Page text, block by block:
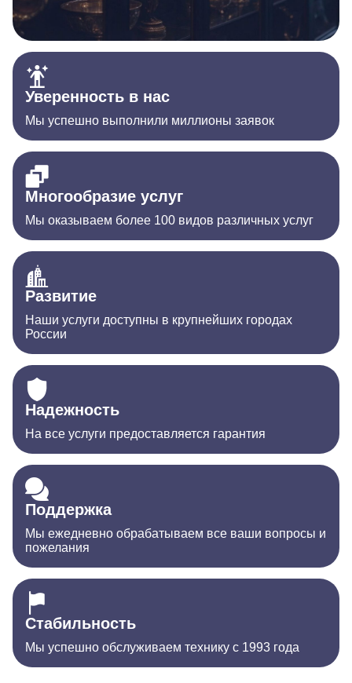
Уверенность в нас
Мы успешно выполнили миллионы заявок
Многообразие услуг
Мы оказываем более 100 видов различных услуг
Развитие
Наши услуги доступны в крупнейших городах
России
Надежность
На все услуги предоставляется гарантия
Поддержка
Мы ежедневно обрабатываем все ваши вопросы и
пожелания
Стабильность
Мы успешно обслуживаем технику с 1993 года